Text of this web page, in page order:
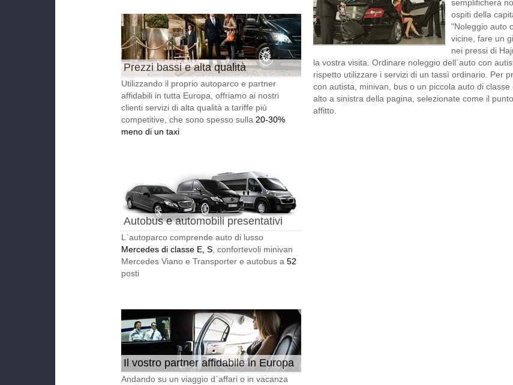
Prezzi bassi e alta qualità
Utilizzando il proprio autoparco e partner
affidabili in tutta Europa, offriamo ai nostri
clienti servizi di alta qualità a tariffe più
competitive, che sono spesso sulla 20-30%
meno di un taxi
Autobus e automobili presentativi
L`autoparco comprende auto di lusso
Mercedes di classe E, S , confortevoli minivan
Mercedes Viano e Transporter e autobus a 52
posti
Il vostro partner affidabile in Europa
24/7
Andando su un viaggio d`affari o in vacanza
semplificherà
ospiti della
"Noleggio auto
vicine, fare un
nei pressi di
la vostra visita. Ordinare noleggio dell`auto con
rispetto utilizzare i servizi di un tassì ordinario. Per
con autista, minivan, bus o un piccola auto di
alto a sinistra della pagina, selezionate come il
affitto.